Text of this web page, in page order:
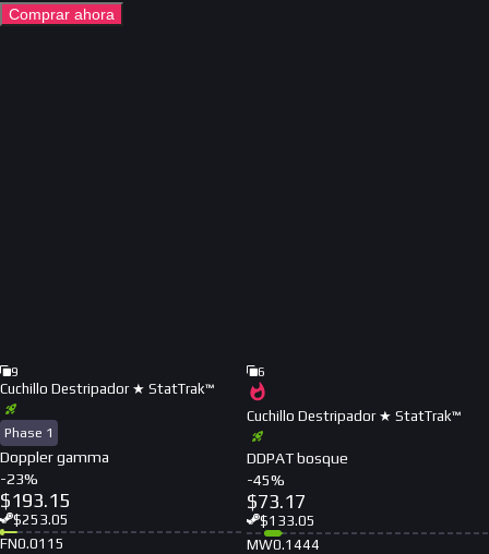
Comprar ahora
9
Cuchillo Destripador ★ StatTrak™
Phase 1
Doppler gamma
-23%
$193.15
$253.05
FN0.0115
6
Cuchillo Destripador ★ StatTrak™
DDPAT bosque
-45%
$73.17
$133.05
MW0.1444